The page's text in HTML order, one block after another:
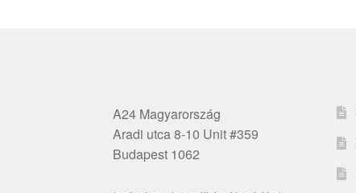
A24 Magyarország
Aradi utca 8-10 Unit #359
Budapest 1062